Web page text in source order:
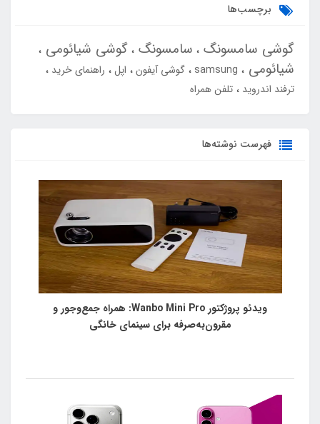
برچسب‌ها
گوشی سامسونگ سامسونگ گوشی شیائومی
شیائومی
samsung گوشی آیفون اپل
راهنمای خرید
ترفند اندروید
تلفن همراه
فهرست نوشته‌ها
ویدئو پروژکتور Wanbo Mini Pro: همراه جمع‌وجور و
مقرون‌به‌صرفه برای سینمای خانگی